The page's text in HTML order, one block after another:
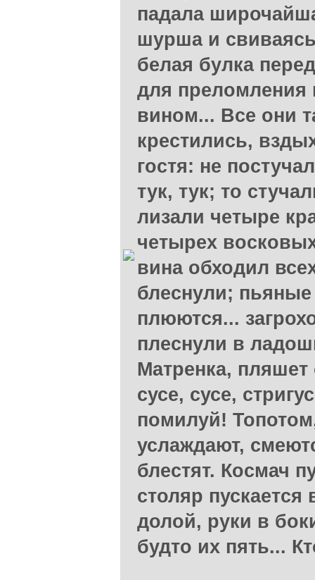
падала
шурша и
белая булка
для
вином... Все они
крестились,
гостя: не
тук, тук; то
лизали четыре
четырех
вина обходил
блеснули;
плюются...
плеснули в
Матренка, пляшет
сусе, сусе,
помилуй!
услаждают,
блестят. Космач
столяр
долой, руки в
будто их пять...